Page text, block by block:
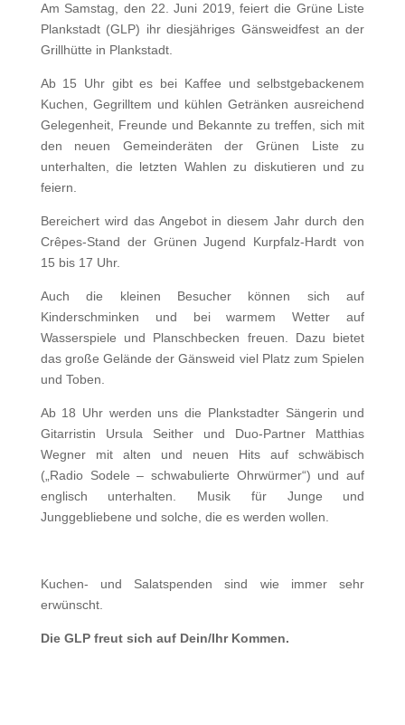
Am Samstag, den 22. Juni 2019, feiert die Grüne Liste
Plankstadt (GLP) ihr diesjähriges Gänsweidfest an der
Grillhütte in Plankstadt.
Ab 15 Uhr gibt es bei Kaffee und selbstgebackenem
Kuchen, Gegrilltem und kühlen Getränken ausreichend
Gelegenheit, Freunde und Bekannte zu treffen, sich mit
den neuen Gemeinderäten der Grünen Liste zu
unterhalten, die letzten Wahlen zu diskutieren und zu
feiern.
Bereichert wird das Angebot in diesem Jahr durch den
Crêpes-Stand der Grünen Jugend Kurpfalz-Hardt von
15 bis 17 Uhr.
Auch die kleinen Besucher können sich auf
Kinderschminken und bei warmem Wetter auf
Wasserspiele und Planschbecken freuen. Dazu bietet
das große Gelände der Gänsweid viel Platz zum Spielen
und Toben.
Ab 18 Uhr werden uns die Plankstadter Sängerin und
Gitarristin Ursula Seither und Duo-Partner Matthias
Wegner mit alten und neuen Hits auf schwäbisch
(„Radio Sodele – schwabulierte Ohrwürmer“) und auf
englisch unterhalten. Musik für Junge und
Junggebliebene und solche, die es werden wollen.
Kuchen- und Salatspenden sind wie immer sehr
erwünscht.
Die GLP freut sich auf Dein/Ihr Kommen.